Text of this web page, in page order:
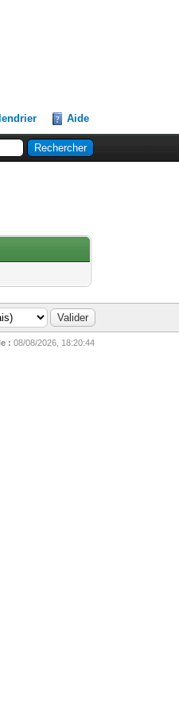
Aide
: 08/08/2026, 18:20:44